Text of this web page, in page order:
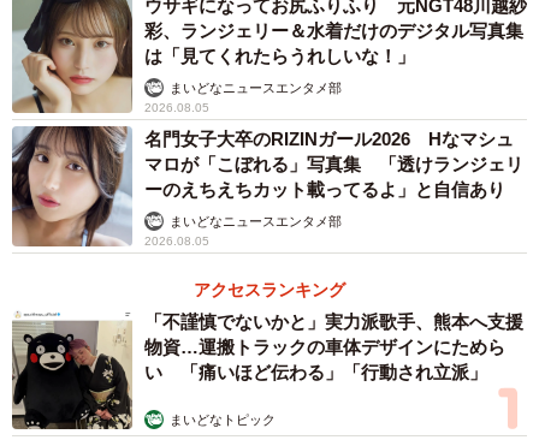
ウサギになってお尻ふりふり 元NGT48川越紗
彩、ランジェリー＆水着だけのデジタル写真集
は「見てくれたらうれしいな！」
まいどなニュースエンタメ部
2026.08.05
名門女子大卒のRIZINガール2026 Hなマシュ
マロが「こぼれる」写真集 「透けランジェリ
ーのえちえちカット載ってるよ」と自信あり
まいどなニュースエンタメ部
2026.08.05
アクセスランキング
「不謹慎でないかと」実力派歌手、熊本へ支援
物資…運搬トラックの車体デザインにためら
い 「痛いほど伝わる」「行動され立派」
まいどなトピック